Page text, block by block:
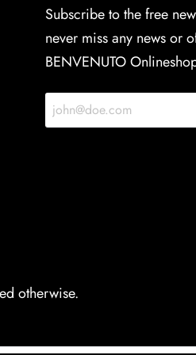
Subscribe to the free
never miss any news or
BENVENUTO
otherwise.